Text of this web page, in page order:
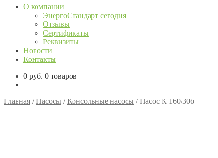
О компании
ЭнергоСтандарт сегодня
Отзывы
Сертификаты
Реквизиты
Новости
Контакты
0 руб. 0 товаров
Главная /Насосы /Консольные насосы /Насос К 160/30б